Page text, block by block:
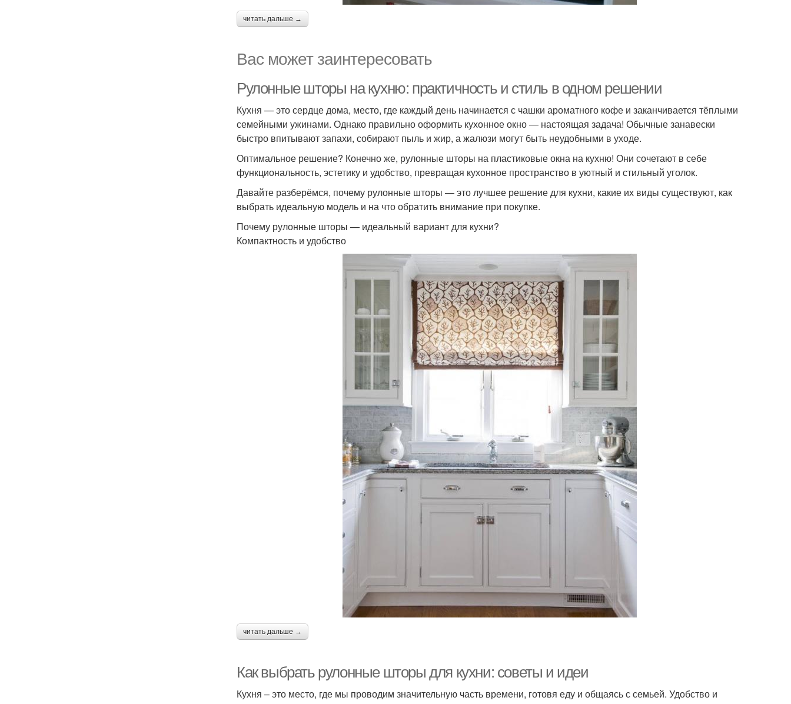
читать дальше →
Вас может заинтересовать
Рулонные шторы на кухню: практичность и стиль в одном решении
Кухня — это сердце дома, место, где каждый день начинается с чашки ароматного кофе и заканчивается тёплыми
семейными ужинами. Однако правильно оформить кухонное окно — настоящая задача! Обычные занавески
быстро впитывают запахи, собирают пыль и жир, а жалюзи могут быть неудобными в уходе.
Оптимальное решение? Конечно же, рулонные шторы на пластиковые окна на кухню! Они сочетают в себе
функциональность, эстетику и удобство, превращая кухонное пространство в уютный и стильный уголок.
Давайте разберёмся, почему рулонные шторы — это лучшее решение для кухни, какие их виды существуют, как
выбрать идеальную модель и на что обратить внимание при покупке.
Почему рулонные шторы — идеальный вариант для кухни?
Компактность и удобство
читать дальше →
Как выбрать рулонные шторы для кухни: советы и идеи
Кухня – это место, где мы проводим значительную часть времени, готовя еду и общаясь с семьей. Удобство и